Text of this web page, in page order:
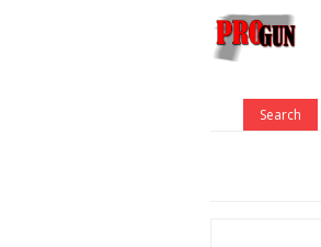
Search